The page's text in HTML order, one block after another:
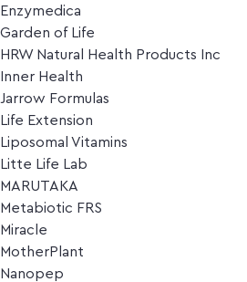
Enzymedica
Garden of Life
HRW Natural Health Products Inc
Inner Health
Jarrow Formulas
Life Extension
Liposomal Vitamins
Litte Life Lab
MARUTAKA
Metabiotic FRS
Miracle
MotherPlant
Nanopep